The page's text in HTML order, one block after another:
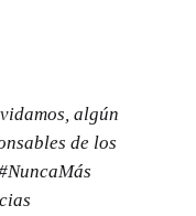
algún
de los